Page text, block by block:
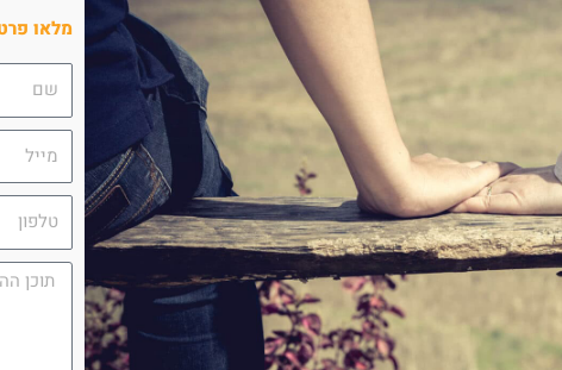
מלאו
טלפון
תוכן